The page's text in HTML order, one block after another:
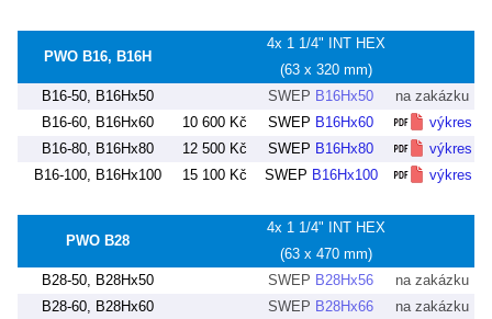
PWO B16, B16H
4x 1 1/4" INT HEX
(63 x 320 mm)
B16-50, B16Hx50
SWEP B16Hx50
na zakázku
B16-60, B16Hx60
10 600 Kč SWEP B16Hx60
výkres
B16-80, B16Hx80
12 500 Kč SWEP B16Hx80
výkres
B16-100, B16Hx100
15 100 Kč SWEP B16Hx100 výkres
PWO B28
4x 1 1/4" INT HEX
(63 x 470 mm)
B28-50, B28Hx50
SWEP B28Hx56
na zakázku
B28-60, B28Hx60
SWEP B28Hx66
na zakázku